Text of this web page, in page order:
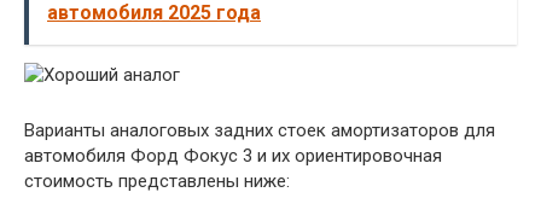
автомобиля 2025 года
Варианты аналоговых задних стоек амортизаторов для
автомобиля Форд Фокус 3 и их ориентировочная
стоимость представлены ниже: